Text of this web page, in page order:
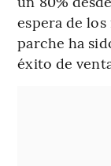
espera de
parche ha
éxito de